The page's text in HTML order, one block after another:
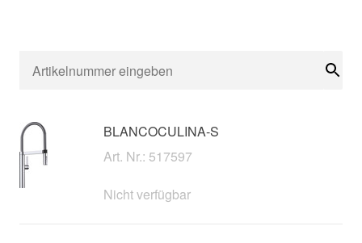
BLANCOCULINA-S
Art. Nr.: 517597
Nicht verfügbar